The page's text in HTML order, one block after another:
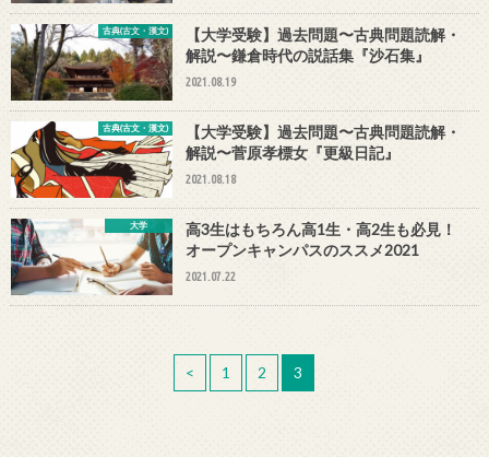
古典(古文・漢文)
【大学受験】過去問題〜古典問題読解・
解説〜鎌倉時代の説話集『沙石集』
2021.08.19
古典(古文・漢文)
【大学受験】過去問題〜古典問題読解・
解説〜菅原孝標女『更級日記』
2021.08.18
大学
高3生はもちろん高1生・高2生も必見！
オープンキャンパスのススメ2021
2021.07.22
< 1 2 3